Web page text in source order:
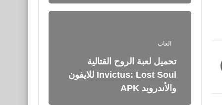
العاب
تحميل لعبة الروح القتالية
Invictus: Lost Soul للايفون
والأندرويد APK